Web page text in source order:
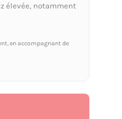
élevée, notamment
en accompagnant de